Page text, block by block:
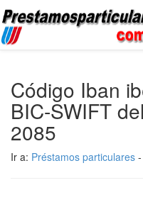
Código Iban
BIC-SWIFT
2085
Ir a: Préstamos particulares -